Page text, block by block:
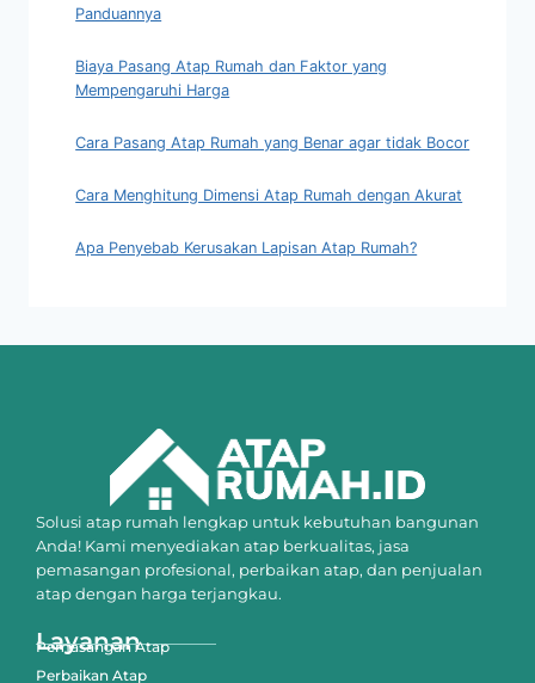
Panduannya
Biaya Pasang Atap Rumah dan Faktor yang
Mempengaruhi Harga
Cara Pasang Atap Rumah yang Benar agar tidak Bocor
Cara Menghitung Dimensi Atap Rumah dengan Akurat
Apa Penyebab Kerusakan Lapisan Atap Rumah?
Solusi atap rumah lengkap untuk kebutuhan bangunan
Anda! Kami menyediakan atap berkualitas, jasa
pemasangan profesional, perbaikan atap, dan penjualan
atap dengan harga terjangkau.
Layanan
Pemasangan Atap
Perbaikan Atap